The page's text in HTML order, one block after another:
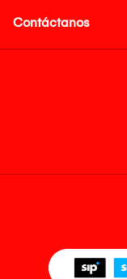
Contáctanos